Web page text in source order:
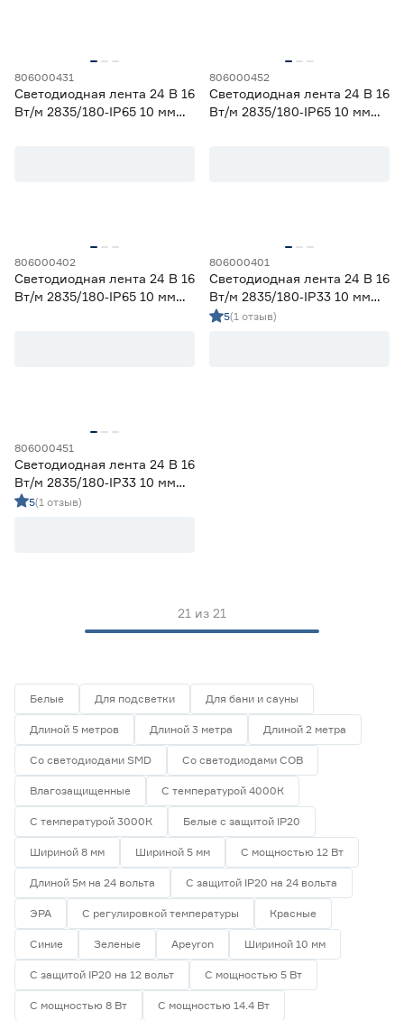
Марка
Apeyron
1 год
0
2 года
12
806000431
Светодиодная лента 24 В 16
Вт/м 2835/180‑IP65 10 мм
806000452
Светодиодная лента 24 В 16
Вт/м 2835/180‑IP65 10 мм
806000402
Светодиодная лента 24 В 16
Вт/м 2835/180‑IP65 10 мм
806000401
Светодиодная лента 24 В 16
Вт/м 2835/180‑IP33 10 мм
теплый 3 м Geniled
5(1 отзыв)
806000451
Светодиодная лента 24 В 16
Вт/м 2835/180‑IP33 10 мм
холодный 3 м Geniled
5(1 отзыв)
21 из 21
Белые Для подсветки Для бани и сауны
Длиной 5 метров Длиной 3 метра Длиной 2 метра
Со светодиодами SMD Со светодиодами СОВ
Влагозащищенные С температурой 4000К
С температурой 3000К Белые с защитой IP20
Шириной 8 мм Шириной 5 мм С мощностью 12 Вт
Длиной 5м на 24 вольта С защитой IP20 на 24 вольта
ЭРА С регулировкой температуры Красные
Синие Зеленые Apeyron Шириной 10 мм
С защитой IP20 на 12 вольт С мощностью 5 Вт
С мощностью 8 Вт С мощностью 14.4 Вт